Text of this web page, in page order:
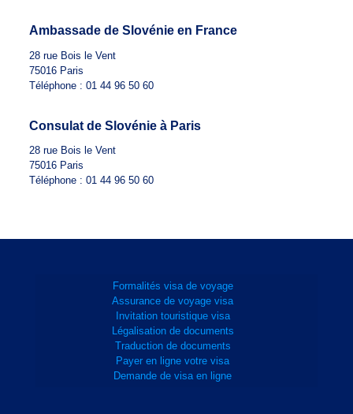
Ambassade de Slovénie en France
28 rue Bois le Vent
75016 Paris
Téléphone : 01 44 96 50 60
Consulat de Slovénie à Paris
28 rue Bois le Vent
75016 Paris
Téléphone : 01 44 96 50 60
Formalités visa de voyage
Assurance de voyage visa
Invitation touristique visa
Légalisation de documents
Traduction de documents
Payer en ligne votre visa
Demande de visa en ligne